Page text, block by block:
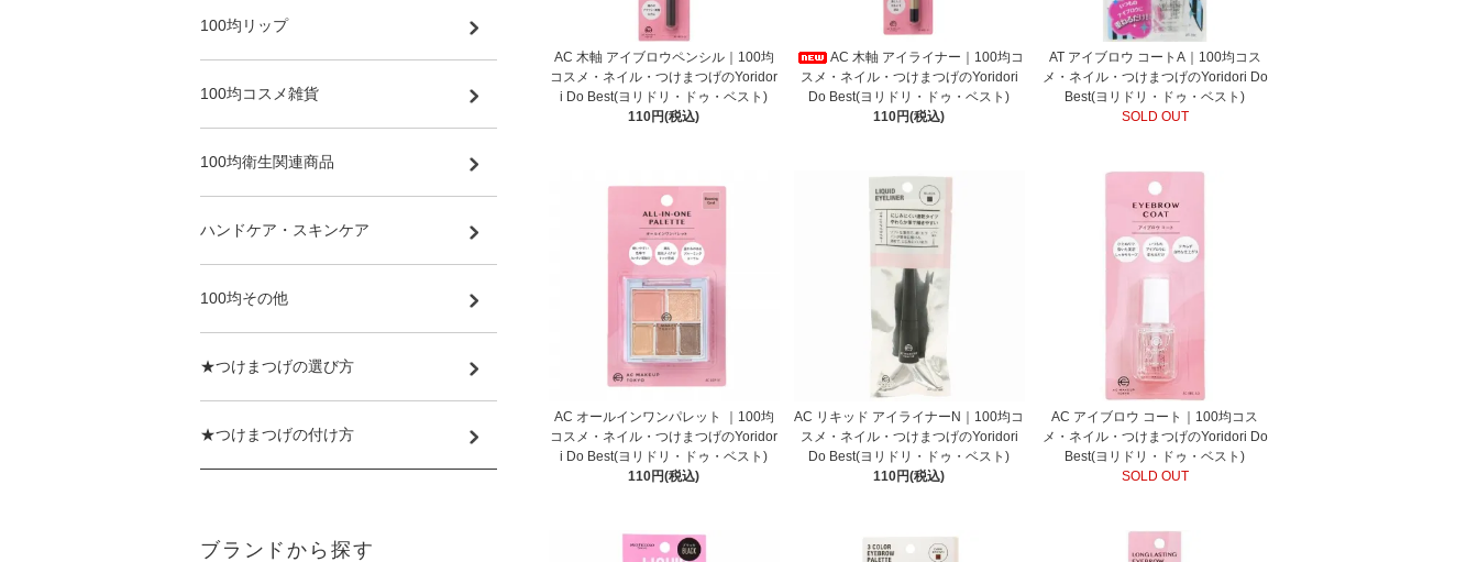
AC 木軸 アイブロウペンシル｜100均
コスメ・ネイル・つけまつげのYoridor
i Do Best(ヨリドリ・ドゥ・ベスト)
110円(税込)
AC 木軸 アイライナー｜100均コ
スメ・ネイル・つけまつげのYoridori
Do Best(ヨリドリ・ドゥ・ベスト)
110円(税込)
AT アイブロウ コートA｜100均コス
メ・ネイル・つけまつげのYoridori Do
Best(ヨリドリ・ドゥ・ベスト)
SOLD OUT
AC オールインワンパレット ｜100均
コスメ・ネイル・つけまつげのYoridor
i Do Best(ヨリドリ・ドゥ・ベスト)
110円(税込)
AC リキッド アイライナーN｜100均コ
スメ・ネイル・つけまつげのYoridori
Do Best(ヨリドリ・ドゥ・ベスト)
110円(税込)
AC アイブロウ コート｜100均コス
メ・ネイル・つけまつげのYoridori Do
Best(ヨリドリ・ドゥ・ベスト)
SOLD OUT
100均リップ
100均コスメ雑貨
100均衛生関連商品
ハンドケア・スキンケア
100均その他
★つけまつげの選び方
★つけまつげの付け方
ブランドから探す